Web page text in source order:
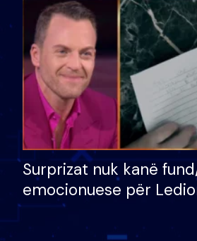
mungojë zilja e
Surprizat nuk kanë
emocionuese për
nëna dhe fëmijët e tij,
nuk i mban dot lotët: